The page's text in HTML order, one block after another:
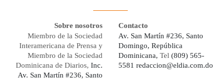
Sobre nosotros
Miembro de la Sociedad
Interamericana de Prensa y
Miembro de la Sociedad
Dominicana de Diarios, Inc.
Av. San Martín #236, Santo
Contacto
Av. San Martín #236, Santo
Domingo, República
Dominicana, Tel (809) 565-
5581 redaccion@eldia.com.do